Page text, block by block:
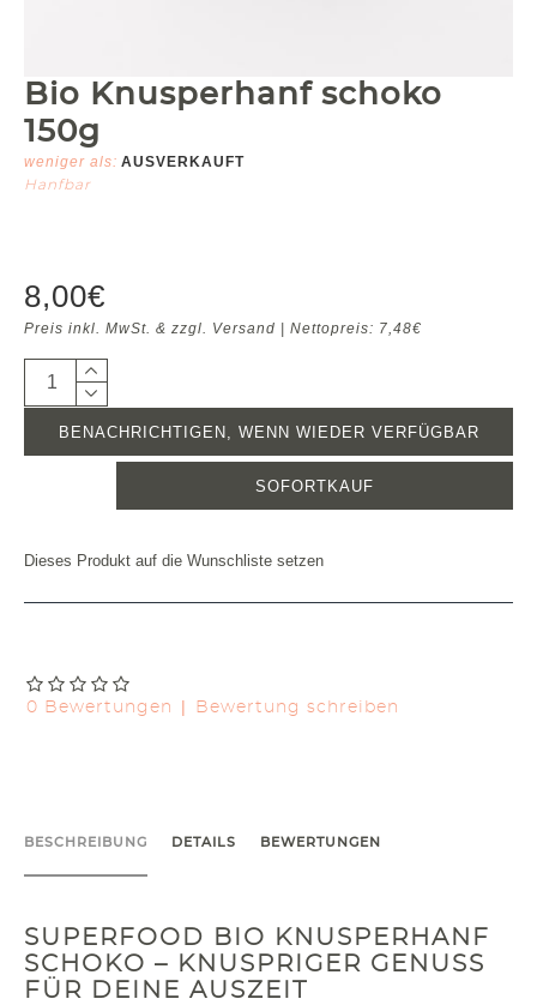
Bio Knusperhanf schoko
150g
weniger als: AUSVERKAUFT
Hanfbar
0 Bewertungen | Bewertung schreiben
8,00€
Preis inkl. MwSt. & zzgl. Versand | Nettopreis: 7,48€
BENACHRICHTIGEN, WENN WIEDER VERFÜGBAR
SOFORTKAUF
Dieses Produkt auf die Wunschliste setzen
BESCHREIBUNG DETAILS BEWERTUNGEN
SUPERFOOD BIO KNUSPERHANF
SCHOKO – KNUSPRIGER GENUSS
FÜR DEINE AUSZEIT